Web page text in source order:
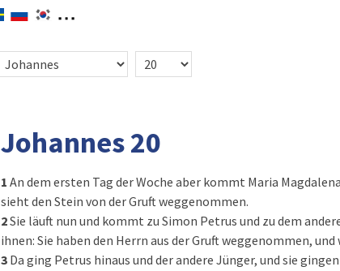
Johannes 20
1 An dem ersten Tag der Woche aber kommt Maria
sieht den Stein von der Gruft weggenommen.
2Sie läuft nun und kommt zu Simon Petrus und zu dem
ihnen: Sie haben den Herrn aus der Gruft weggenommen,
3 Da ging Petrus hinaus und der andere Jünger, und sie